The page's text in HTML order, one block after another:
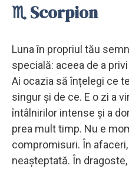
♏ Scorpion
Luna în propriul tău
specială: aceea de a
Ai ocazia să înțelegi ce
singur și de ce. E o zi a
întâlnirilor intense și a
prea mult timp. Nu e
compromisuri. În
neașteptată. În